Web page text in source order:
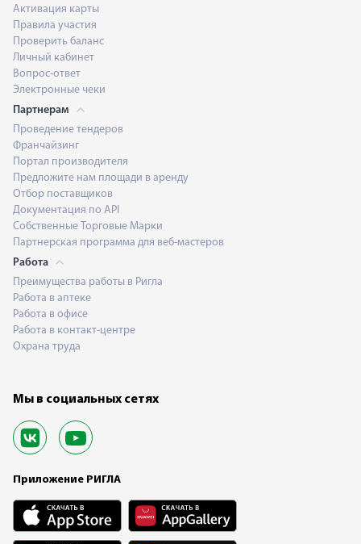
Активация карты
Правила участия
Проверить баланс
Личный кабинет
Вопрос-ответ
Электронные чеки
Партнерам
Проведение тендеров
Франчайзинг
Портал производителя
Предложите нам площади в аренду
Отбор поставщиков
Документация по API
Собственные Торговые Марки
Партнерская программа для веб-мастеров
Работа
Преимущества работы в Ригла
Работа в аптеке
Работа в офисе
Работа в контакт-центре
Охрана труда
Мы в социальных сетях
Приложение РИГЛА